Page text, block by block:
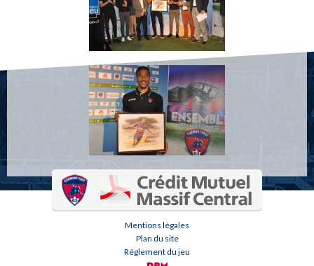
Mentions légales
Plan du site
Réglement du jeu